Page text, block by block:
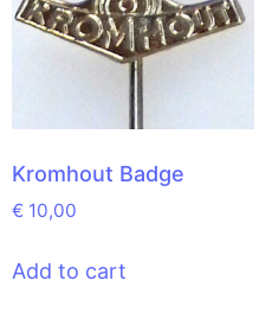
Kromhout Badge
€ 10,00
Add to cart